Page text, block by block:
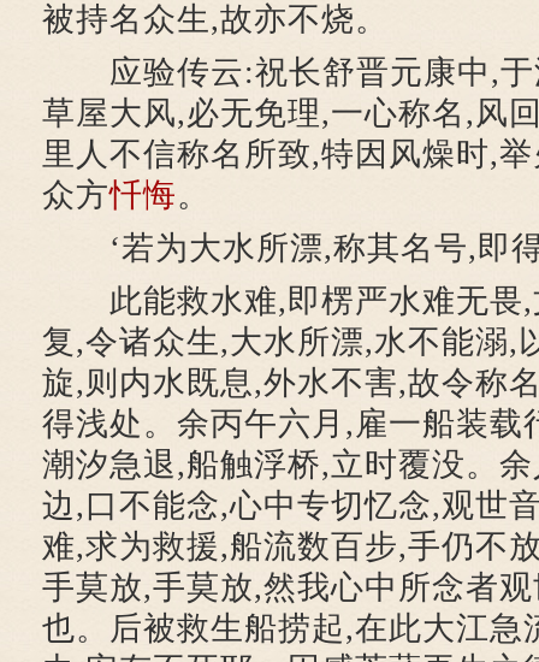
被持名众生,故亦不烧。
应验传云:祝长舒晋元康中,于
草屋大风,必无免理,一心称名,风
里人不信称名所致,特因风燥时,
众方忏悔。
‘若为大水所漂,称其名号,即
此能救水难,即楞严水难无畏,
复,令诸众生,大水所漂,水不能溺,
旋,则内水既息,外水不害,故令称
得浅处。余丙午六月,雇一船装载
潮汐急退,船触浮桥,立时覆没。
边,口不能念,心中专切忆念,观世
难,求为救援,船流数百步,手仍不
手莫放,手莫放,然我心中所念者
也。后被救生船捞起,在此大江急